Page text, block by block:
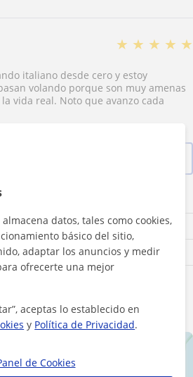
★ ★ ★ ★ ★
italiano desde cero y estoy
volando porque son muy amenas
vida real. Noto que avanzo cada
datos, tales como cookies,
básico del sitio,
adaptar los anuncios y medir
ofrecerte una mejor
aceptas lo establecido en
y Política de Privacidad.
de Cookies